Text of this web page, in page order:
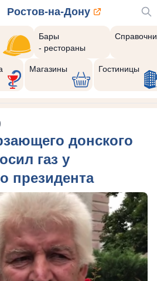
Ростов-на-Дону
Бары
- рестораны
Магазины Гостиницы
донского
газ у
президента